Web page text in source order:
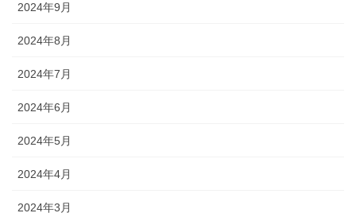
2024年9月
2024年8月
2024年7月
2024年6月
2024年5月
2024年4月
2024年3月